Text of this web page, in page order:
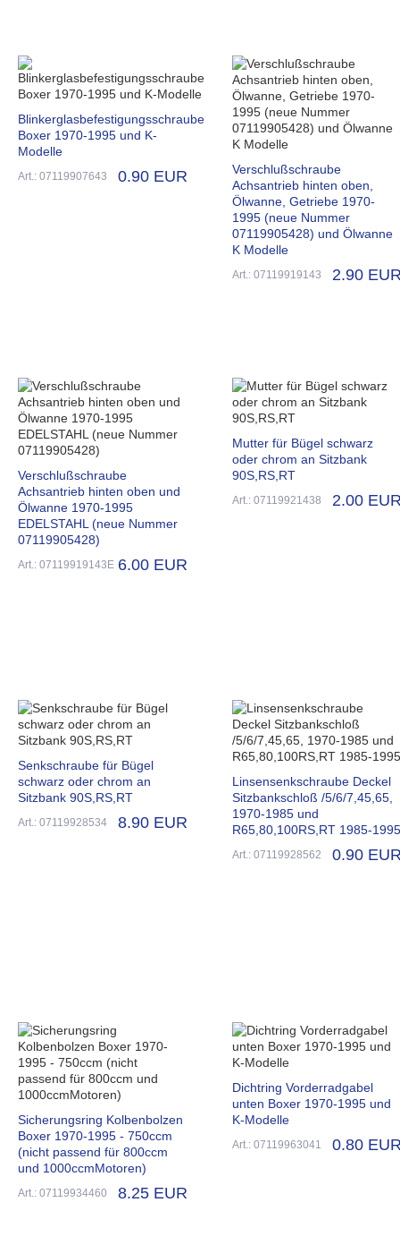
Blinkerglasbefestigungsschraube
Boxer 1970-1995 und K-
Modelle
Art.: 07119907643 0.90 EUR
Verschlußschraube
Achsantrieb hinten oben,
Ölwanne, Getriebe 1970-
1995 (neue Nummer
07119905428) und Ölwanne
K Modelle
Art.: 07119919143 2.90
Verschlußschraube
Achsantrieb hinten oben und
Ölwanne 1970-1995
EDELSTAHL (neue Nummer
07119905428)
Art.: 07119919143E 6.00 EUR
Mutter für Bügel schwarz
oder chrom an Sitzbank
90S,RS,RT
Art.: 07119921438 2.00
Senkschraube für Bügel
schwarz oder chrom an
Sitzbank 90S,RS,RT
Art.: 07119928534 8.90 EUR
Linsensenkschraube Deckel
Sitzbankschloß /5/6/7,45,65,
1970-1985 und
R65,80,100RS,RT 1985-1995
Art.: 07119928562 0.90
Sicherungsring Kolbenbolzen
Boxer 1970-1995 - 750ccm
(nicht passend für 800ccm
und 1000ccmMotoren)
Art.: 07119934460 8.25 EUR
Dichtring Vorderradgabel
unten Boxer 1970-1995 und
K-Modelle
Art.: 07119963041 0.80